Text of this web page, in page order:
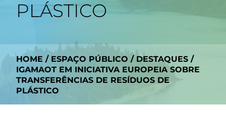
PLÁSTICO
HOME / ESPAÇO PÚBLICO / DESTAQUES /
IGAMAOT EM INICIATIVA EUROPEIA SOBRE
TRANSFERÊNCIAS DE RESÍDUOS DE
PLÁSTICO